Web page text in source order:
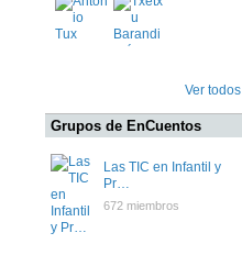
Ver todos
Grupos de EnCuentos
Las TIC en Infantil y
Pr…
672 miembros